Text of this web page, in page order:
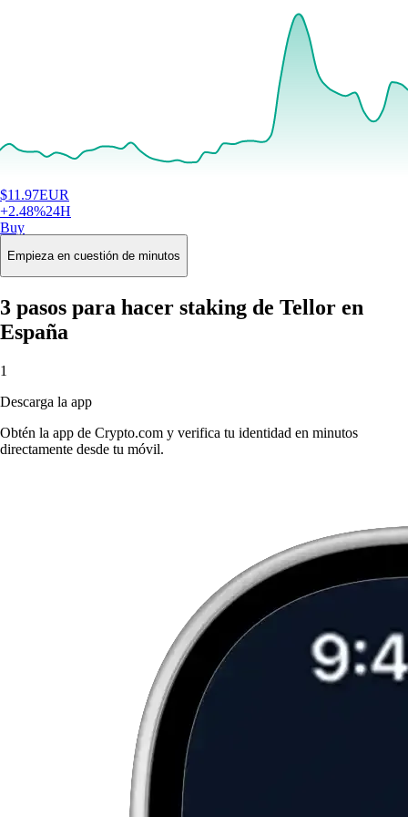
$11.97EUR
+2.48%24H
Buy
Empieza en cuestión de minutos
3 pasos para hacer staking de Tellor en
España
1
Descarga la app
Obtén la app de Crypto.com y verifica tu identidad en minutos
directamente desde tu móvil.